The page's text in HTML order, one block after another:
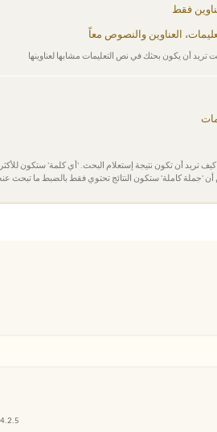
فقط
العناوين والنصوص معاً
تريد أن يكون بحثك في نص التعليمات مشابها لعناوينها
كيف تريد أن تكون نتيجة إستعلام البحث. 'أي كلمة' ستكون للأكثر
'جملة كاملة' ستكون النتائج تحتوي فقط بالضبط ما تبحث